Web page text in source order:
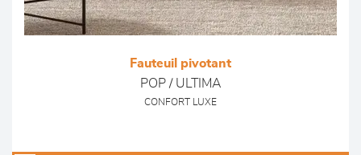
Fauteuil pivotant
POP / ULTIMA
CONFORT LUXE